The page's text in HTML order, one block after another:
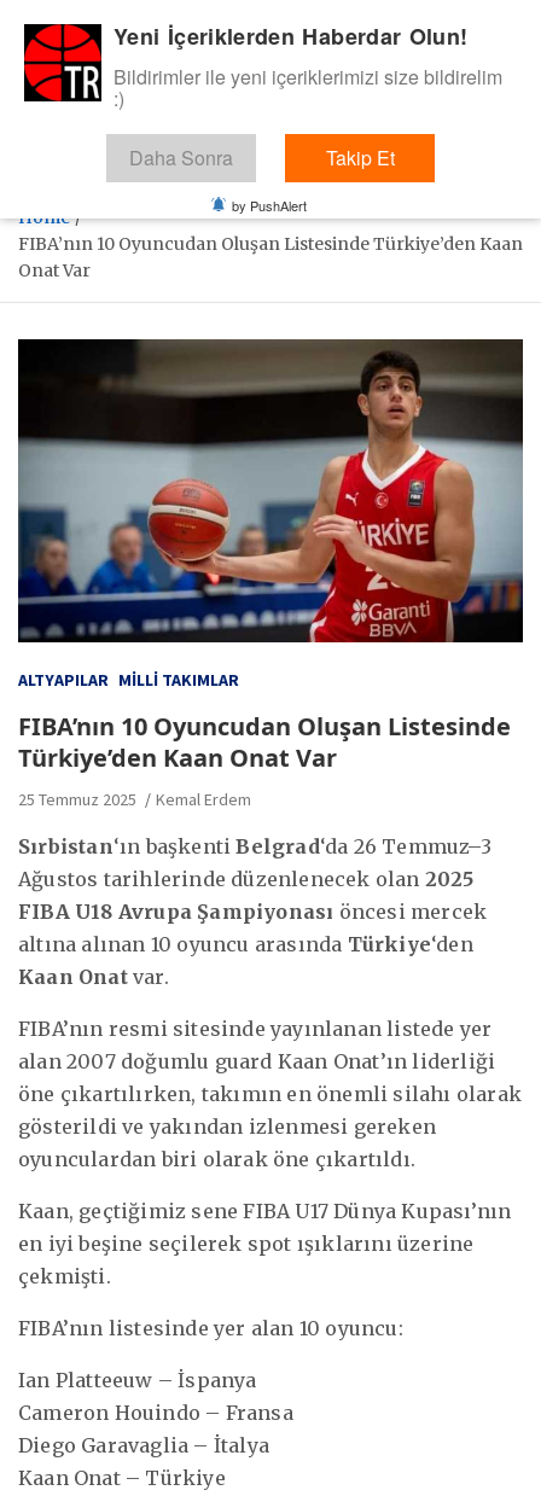
content
BasketTR
Sol dip çizgiden bir basket de bizden gelsin dedik.
Home
FIBA’nın 10 Oyuncudan Oluşan Listesinde Türkiye’den Kaan
Onat Var
ALTYAPILAR MILLI TAKIMLAR
FIBA’nın 10 Oyuncudan Oluşan Listesinde
Türkiye’den Kaan Onat Var
25 Temmuz 2025 Kemal Erdem
Sırbistan‘ın başkentiBelgrad‘da 26 Temmuz–3
Ağustos tarihlerinde düzenlenecek olan 2025
FIBA U18 Avrupa Şampiyonası öncesi mercek
altına alınan 10 oyuncu arasında Türkiye‘den
Kaan Onatvar.
FIBA’nın resmi sitesinde yayınlanan listede yer
alan 2007 doğumlu guard Kaan Onat’ın liderliği
öne çıkartılırken, takımın en önemli silahı olarak
gösterildi ve yakından izlenmesi gereken
oyunculardan biri olarak öne çıkartıldı.
Kaan, geçtiğimiz sene FIBA U17 Dünya Kupası’nın
en iyi beşine seçilerek spot ışıklarını üzerine
çekmişti.
FIBA’nın listesinde yer alan 10 oyuncu:
Ian Platteeuw – İspanya
Cameron Houindo – Fransa
Diego Garavaglia – İtalya
Kaan Onat – Türkiye
Yeni İçeriklerden Haberdar Olun!
Bildirimler ile yeni içeriklerimizi size bildirelim
:)
Daha Sonra Takip Et
by PushAlert